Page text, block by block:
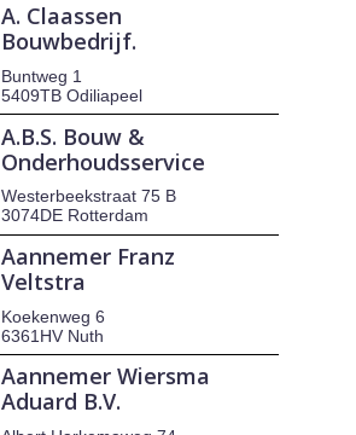
A. Claassen
Bouwbedrijf.
Buntweg 1
5409TB Odiliapeel
A.B.S. Bouw &
Onderhoudsservice
Westerbeekstraat 75 B
3074DE Rotterdam
Aannemer Franz
Veltstra
Koekenweg 6
6361HV Nuth
Aannemer Wiersma
Aduard B.V.